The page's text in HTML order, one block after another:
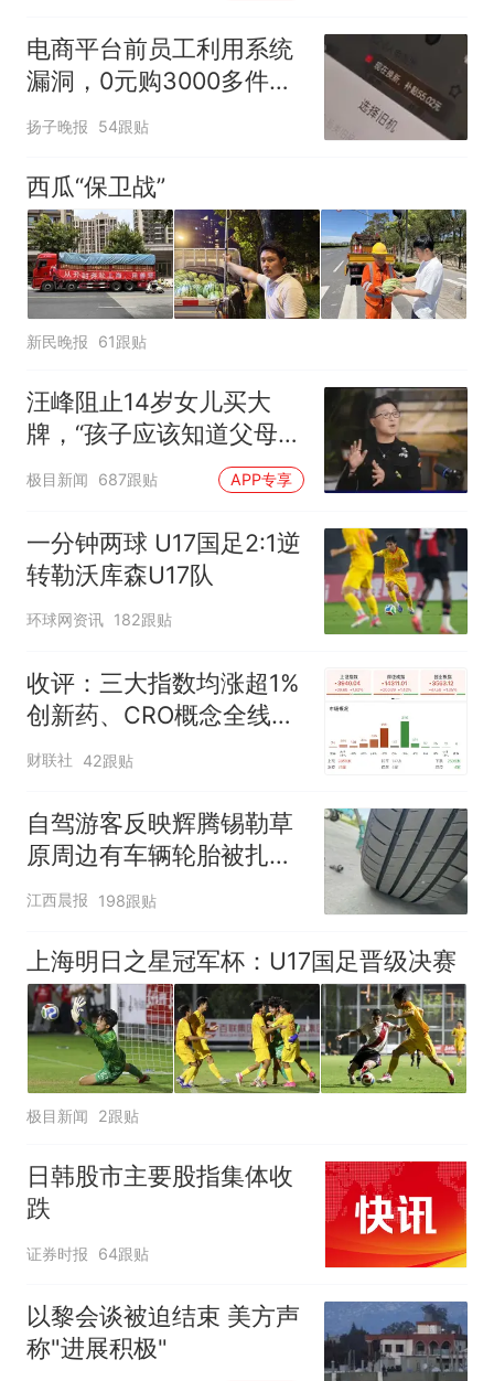
电商平台前员工利用系统
漏洞，0元购3000多件家
扬子晚报 54跟贴
西瓜“保卫战”
新民晚报 61跟贴
汪峰阻止14岁女儿买大
牌，“孩子应该知道父母的
不易”，称自己买衣服80%
极目新闻 687跟贴 APP专享
一分钟两球 U17国足2:1逆
转勒沃库森U17队
环球网资讯 182跟贴
收评：三大指数均涨超1%
创新药、CRO概念全线走
强
财联社 42跟贴
自驾游客反映辉腾锡勒草
原周边有车辆轮胎被扎，
修理店铺换胎价格高达千
元，官方发布情况通报
江西晨报 198跟贴
上海明日之星冠军杯：U17国足晋级决赛
极目新闻 2跟贴
日韩股市主要股指集体收
跌
证券时报 64跟贴
以黎会谈被迫结束 美方声
称"进展积极"